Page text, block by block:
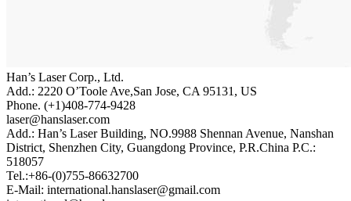
Han’s Laser Corp., Ltd.
Add.: 2220 O’Toole Ave,San Jose, CA 95131, US
Phone. (+1)408-774-9428
laser@hanslaser.com
Add.: Han’s Laser Building, NO.9988 Shennan Avenue, Nanshan
District, Shenzhen City, Guangdong Province, P.R.China P.C.:
518057
Tel.:+86-(0)755-86632700
E-Mail: international.hanslaser@gmail.com